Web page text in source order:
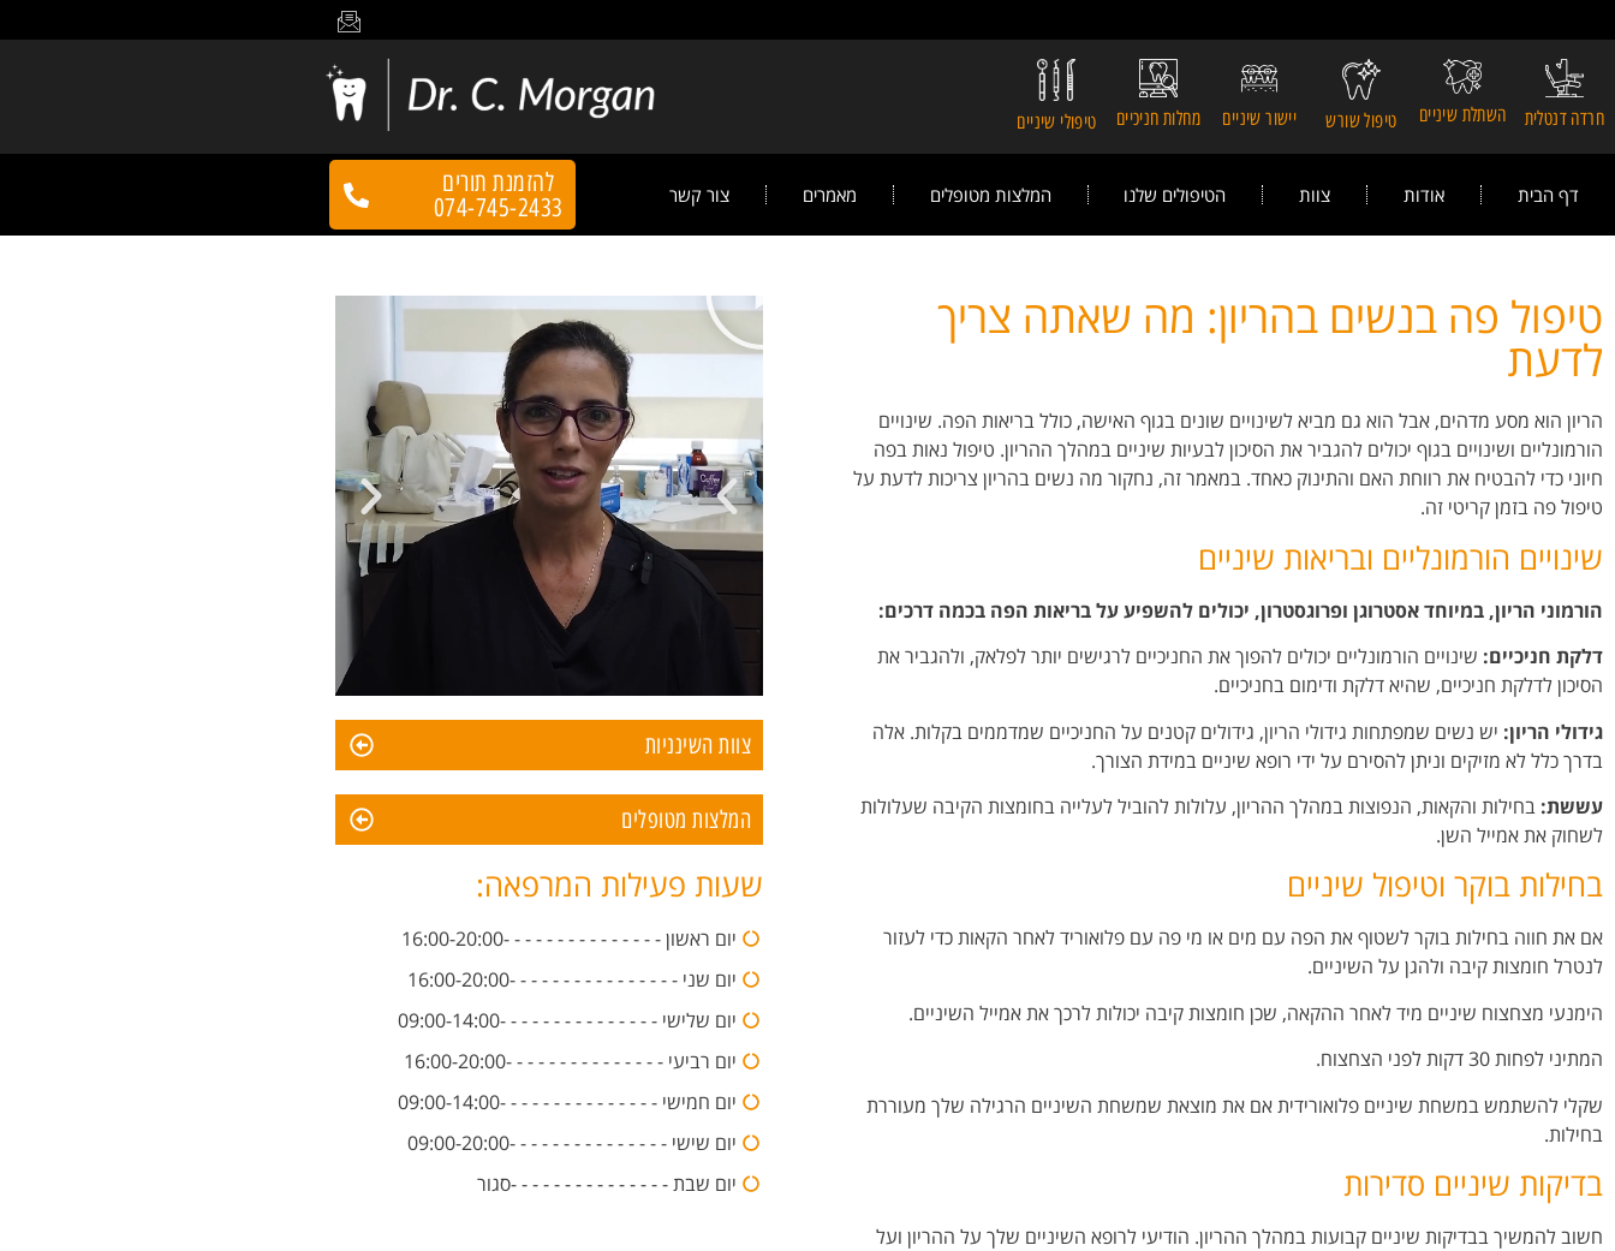
חרדה דנטלית השתלת שיניים טיפול שורש יישור שיניים מחלות חניכיים טיפולי שיניים
דף הבית אודות צוות הטיפולים שלנו המלצות מטופלים מאמרים צור קשר
להזמנת תורים
074-745-2433
טיפול פה בנשים בהריון: מה שאתה צריך
לדעת
הריון הוא מסע מדהים, אבל הוא גם מביא לשינויים שונים בגוף האישה, כולל בריאות הפה. שינויים
הורמונליים ושינויים בגוף יכולים להגביר את הסיכון לבעיות שיניים במהלך ההריון. טיפול נאות בפה
חיוני כדי להבטיח את רווחת האם והתינוק כאחד. במאמר זה, נחקור מה נשים בהריון צריכות לדעת על
טיפול פה בזמן קריטי זה.
שינויים הורמונליים ובריאות שיניים
הורמוני הריון, במיוחד אסטרוגן ופרוגסטרון, יכולים להשפיע על בריאות הפה בכמה דרכים:
דלקת חניכיים: שינויים הורמונליים יכולים להפוך את החניכיים לרגישים יותר לפלאק, ולהגביר את
הסיכון לדלקת חניכיים, שהיא דלקת ודימום בחניכיים.
גידולי הריון: יש נשים שמפתחות גידולי הריון, גידולים קטנים על החניכיים שמדממים בקלות. אלה
בדרך כלל לא מזיקים וניתן להסירם על ידי רופא שיניים במידת הצורך.
עששת: בחילות והקאות, הנפוצות במהלך ההריון, עלולות להוביל לעלייה בחומצות הקיבה שעלולות
לשחוק את אמייל השן.
בחילות בוקר וטיפול שיניים
אם את חווה בחילות בוקרלשטוף את הפה עם מים או מי פה עם פלואוריד לאחר הקאות כדי לעזור
לנטרל חומצות קיבה ולהגן על השיניים.
הימנעי מצחצוח שיניים מיד לאחר ההקאה, שכן חומצות קיבה יכולות לרכך את אמייל השיניים.
המתיני לפחות 30 דקות לפני הצחצוח.
שקלי להשתמש במשחת שיניים פלואורידית אם את מוצאת שמשחת השיניים הרגילה שלך מעוררת
בחילות.
בדיקות שיניים סדירות
חשוב להמשיך בבדיקות שיניים קבועות במהלך ההריון. הודיעי לרופא השיניים שלך על ההריון ועל
צוות השינניות
המלצות מטופלים
שעות פעילות המרפאה:
יום ראשון - - - - - - - - - - - - - - -16:00-20:00
יום שני - - - - - - - - - - - - - - - -16:00-20:00
יום שלישי - - - - - - - - - - - - - - -09:00-14:00
יום רביעי - - - - - - - - - - - - - - -16:00-20:00
יום חמישי - - - - - - - - - - - - - - -09:00-14:00
יום שישי - - - - - - - - - - - - - - -09:00-20:00
יום שבת - - - - - - - - - - - - - - -סגור